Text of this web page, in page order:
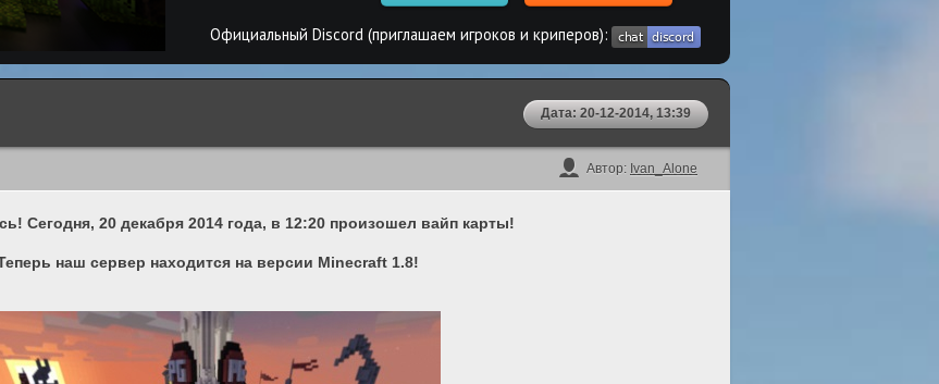
Официальный Discord (приглашаем игроков и криперов):
Дата: 20-12-2014, 13:39
Автор: Ivan_Alone
Сегодня, 20 декабря 2014 года, в 12:20 произошел вайп карты!
наш сервер находится на версии Minecraft 1.8!